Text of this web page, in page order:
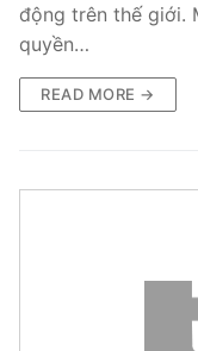
động trên thế giới.
quyền…
READ MORE →